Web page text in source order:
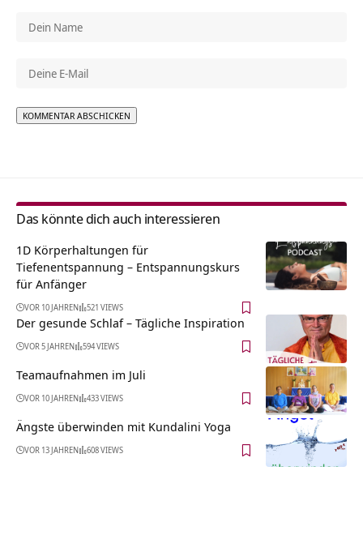
Das könnte dich auch interessieren
1D Körperhaltungen für
Tiefenentspannung – Entspannungskurs
für Anfänger
VOR 10 JAHREN 521 VIEWS
Der gesunde Schlaf – Tägliche Inspiration
VOR 5 JAHREN 594 VIEWS
Teamaufnahmen im Juli
VOR 10 JAHREN 433 VIEWS
Ängste überwinden mit Kundalini Yoga
VOR 13 JAHREN 608 VIEWS